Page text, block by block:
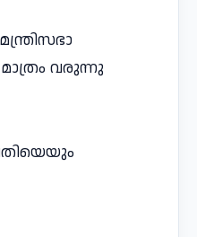
മാത്രം വരുന്നു